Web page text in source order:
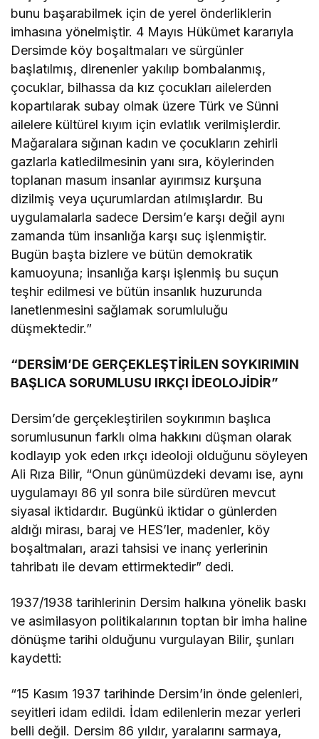
bunu başarabilmek için de yerel önderliklerin
imhasına yönelmiştir. 4 Mayıs Hükümet kararıyla
Dersimde köy boşaltmaları ve sürgünler
başlatılmış, direnenler yakılıp bombalanmış,
çocuklar, bilhassa da kız çocukları ailelerden
kopartılarak subay olmak üzere Türk ve Sünni
ailelere kültürel kıyım için evlatlık verilmişlerdir.
Mağaralara sığınan kadın ve çocukların zehirli
gazlarla katledilmesinin yanı sıra, köylerinden
toplanan masum insanlar ayırımsız kurşuna
dizilmiş veya uçurumlardan atılmışlardır. Bu
uygulamalarla sadece Dersim’e karşı değil aynı
zamanda tüm insanlığa karşı suç işlenmiştir.
Bugün başta bizlere ve bütün demokratik
kamuoyuna; insanlığa karşı işlenmiş bu suçun
teşhir edilmesi ve bütün insanlık huzurunda
lanetlenmesini sağlamak sorumluluğu
düşmektedir.”
“DERSİM’DE GERÇEKLEŞTİRİLEN SOYKIRIMIN
BAŞLICA SORUMLUSU IRKÇI İDEOLOJİDİR”
Dersim’de gerçekleştirilen soykırımın başlıca
sorumlusunun farklı olma hakkını düşman olarak
kodlayıp yok eden ırkçı ideoloji olduğunu söyleyen
Ali Rıza Bilir, “Onun günümüzdeki devamı ise, aynı
uygulamayı 86 yıl sonra bile sürdüren mevcut
siyasal iktidardır. Bugünkü iktidar o günlerden
aldığı mirası, baraj ve HES’ler, madenler, köy
boşaltmaları, arazi tahsisi ve inanç yerlerinin
tahribatı ile devam ettirmektedir” dedi.
1937/1938 tarihlerinin Dersim halkına yönelik baskı
ve asimilasyon politikalarının toptan bir imha haline
dönüşme tarihi olduğunu vurgulayan Bilir, şunları
kaydetti:
“15 Kasım 1937 tarihinde Dersim’in önde gelenleri,
seyitleri idam edildi. İdam edilenlerin mezar yerleri
belli değil. Dersim 86 yıldır, yaralarını sarmaya,